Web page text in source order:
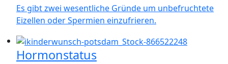
Es gibt zwei wesentliche Gründe um unbefruchtete
Eizellen oder Spermien einzufrieren.
Bild
Hormonstatus